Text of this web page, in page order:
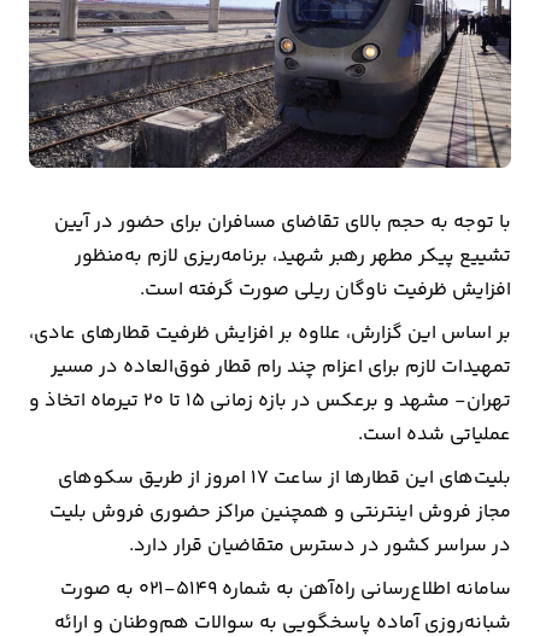
و
تجارت
کشاورزی
راه
مسکن
اقتصاد
ایران
ارتباطات
خودرو
عمومی
نوتیف
شناور
با توجه به حجم بالای تقاضای مسافران برای حضور در آیین
تشییع پیکر مطهر رهبر شهید، برنامه‌ریزی‌ لازم به‌منظور
افزایش ظرفیت ناوگان ریلی صورت گرفته است.
بر اساس این گزارش، علاوه بر افزایش ظرفیت قطارهای عادی،
تمهیدات لازم برای اعزام چند رام قطار فوق‌العاده در مسیر
تهران- مشهد و برعکس در بازه زمانی ۱۵ تا ۲۰ تیرماه اتخاذ و
عملیاتی شده است.
بلیت‌های این قطارها از ساعت ۱۷ امروز از طریق سکوهای
مجاز فروش اینترنتی و همچنین مراکز حضوری فروش بلیت
در سراسر کشور در دسترس متقاضیان قرار دارد.
سامانه اطلاع‌رسانی راه‌آهن به شماره ۵۱۴۹-۰۲۱ به صورت
شبانه‌روزی آماده پاسخگویی به سوالات هم‌وطنان و ارائه